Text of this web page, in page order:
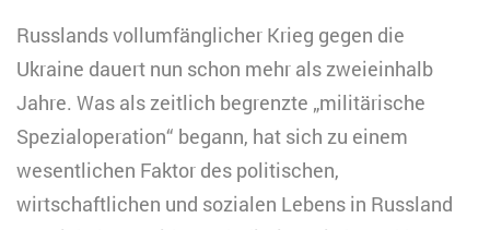
Russlands vollumfänglicher Krieg gegen die
Ukraine dauert nun schon mehr als zweieinhalb
Jahre. Was als zeitlich begrenzte „militärische
Spezialoperation“ begann, hat sich zu einem
wesentlichen Faktor des politischen,
wirtschaftlichen und sozialen Lebens in Russland